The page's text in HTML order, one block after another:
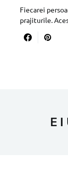
Fiecarei
prajiturile.